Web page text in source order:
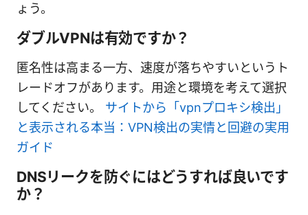
ょう。
ダブルVPNは有効ですか？
匿名性は高まる一方、速度が落ちやすいというト
レードオフがあります。用途と環境を考えて選択
してください。 サイトから「vpnプロキシ検出」
と表示される本当：VPN検出の実情と回避の実用
ガイド
DNSリークを防ぐにはどうすれば良いです
か？